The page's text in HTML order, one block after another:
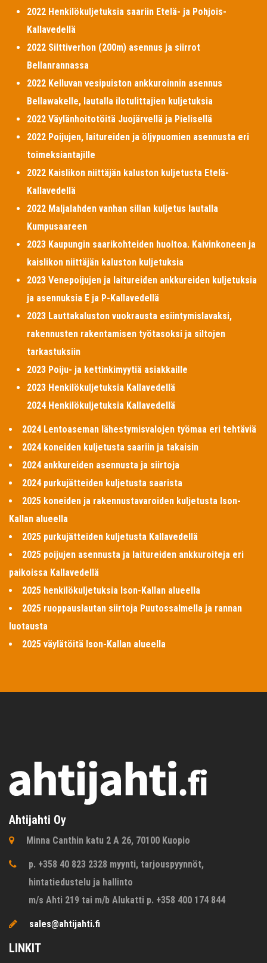
2022 Henkilökuljetuksia saariin Etelä- ja Pohjois-
Kallavedellä
2022 Silttiverhon (200m) asennus ja siirrot
Bellanrannassa
2022 Kelluvan vesipuiston ankkuroinnin asennus
Bellawakelle, lautalla ilotulittajien kuljetuksia
2022 Väylänhoitotöitä Juojärvellä ja Pielisellä
2022 Poijujen, laitureiden ja öljypuomien asennusta eri
toimeksiantajille
2022 Kaislikon niittäjän kaluston kuljetusta Etelä-
Kallavedellä
2022 Maljalahden vanhan sillan kuljetus lautalla
Kumpusaareen
2023 Kaupungin saarikohteiden huoltoa. Kaivinkoneen ja
kaislikon niittäjän kaluston kuljetuksia
2023 Venepoijujen ja laitureiden ankkureiden kuljetuksia
ja asennuksia E ja P-Kallavedellä
2023 Lauttakaluston vuokrausta esiintymislavaksi,
rakennusten rakentamisen työtasoksi ja siltojen
tarkastuksiin
2023 Poiju- ja kettinkimyytiä asiakkaille
2023 Henkilökuljetuksia Kallavedellä
2024 Henkilökuljetuksia Kallavedellä
2024 Lentoaseman lähestymisvalojen työmaa eri tehtäviä
2024 koneiden kuljetusta saariin ja takaisin
2024 ankkureiden asennusta ja siirtoja
2024 purkujätteiden kuljetusta saarista
2025 koneiden ja rakennustavaroiden kuljetusta Ison-
Kallan alueella
2025 purkujätteiden kuljetusta Kallavedellä
2025 poijujen asennusta ja laitureiden ankkuroiteja eri
paikoissa Kallavedellä
2025 henkilökuljetuksia Ison-Kallan alueella
2025 ruoppauslautan siirtoja Puutossalmella ja rannan
luotausta
2025 väylätöitä Ison-Kallan alueella
Ahtijahti Oy
Minna Canthin katu 2 A 26, 70100 Kuopio
p. +358 40 823 2328 myynti, tarjouspyynnöt,
hintatiedustelu ja hallinto
m/s Ahti 219 tai m/b Alukatti p. +358 400 174 844
sales@ahtijahti.fi
LINKIT